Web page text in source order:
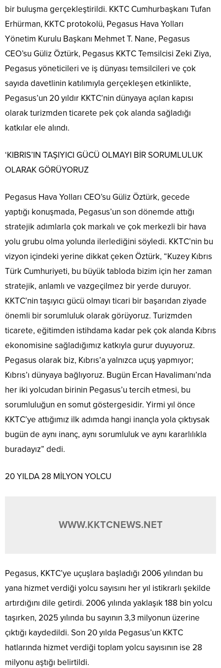
bir buluşma gerçekleştirildi. KKTC Cumhurbaşkanı Tufan
Erhürman, KKTC protokolü, Pegasus Hava Yolları
Yönetim Kurulu Başkanı Mehmet T. Nane, Pegasus
CEO’su Güliz Öztürk, Pegasus KKTC Temsilcisi Zeki Ziya,
Pegasus yöneticileri ve iş dünyası temsilcileri ve çok
sayıda davetlinin katılımıyla gerçekleşen etkinlikte,
Pegasus’un 20 yıldır KKTC’nin dünyaya açılan kapısı
olarak turizmden ticarete pek çok alanda sağladığı
katkılar ele alındı.
‘KIBRIS’IN TAŞIYICI GÜCÜ OLMAYI BİR SORUMLULUK
OLARAK GÖRÜYORUZ
Pegasus Hava Yolları CEO’su Güliz Öztürk, gecede
yaptığı konuşmada, Pegasus’un son dönemde attığı
stratejik adımlarla çok markalı ve çok merkezli bir hava
yolu grubu olma yolunda ilerlediğini söyledi. KKTC’nin bu
vizyon içindeki yerine dikkat çeken Öztürk, “Kuzey Kıbrıs
Türk Cumhuriyeti, bu büyük tabloda bizim için her zaman
stratejik, anlamlı ve vazgeçilmez bir yerde duruyor.
KKTC’nin taşıyıcı gücü olmayı ticari bir başarıdan ziyade
önemli bir sorumluluk olarak görüyoruz. Turizmden
ticarete, eğitimden istihdama kadar pek çok alanda Kıbrıs
ekonomisine sağladığımız katkıyla gurur duyuyoruz.
Pegasus olarak biz, Kıbrıs’a yalnızca uçuş yapmıyor;
Kıbrıs’ı dünyaya bağlıyoruz. Bugün Ercan Havalimanı’nda
her iki yolcudan birinin Pegasus’u tercih etmesi, bu
sorumluluğun en somut göstergesidir. Yirmi yıl önce
KKTC’ye attığımız ilk adımda hangi inançla yola çıktıysak
bugün de aynı inanç, aynı sorumluluk ve aynı kararlılıkla
buradayız” dedi.
20 YILDA 28 MİLYON YOLCU
WWW.KKTCNEWS.NET
Pegasus, KKTC’ye uçuşlara başladığı 2006 yılından bu
yana hizmet verdiği yolcu sayısını her yıl istikrarlı şekilde
artırdığını dile getirdi. 2006 yılında yaklaşık 188 bin yolcu
taşırken, 2025 yılında bu sayının 3,3 milyonun üzerine
çıktığı kaydedildi. Son 20 yılda Pegasus’un KKTC
hatlarında hizmet verdiği toplam yolcu sayısının ise 28
milyonu aştığı belirtildi.